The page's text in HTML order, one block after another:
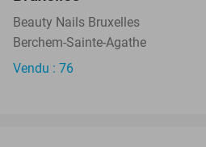
Beauty Nails Bruxelles
Berchem-Sainte-Agathe
Vendu : 76